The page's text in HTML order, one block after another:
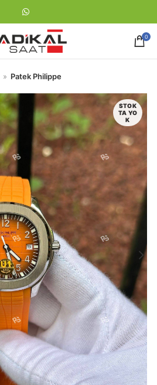
0
Patek Philippe
STOK
TA YO
K